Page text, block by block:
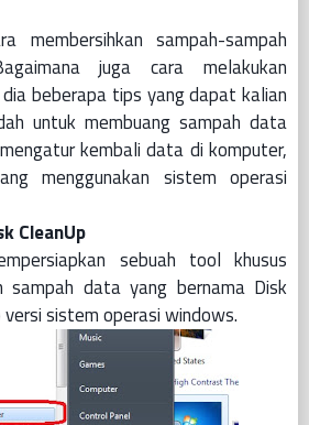
membersihkan sampah-sampah
juga cara melakukan
beberapa tips yang dapat kalian
untuk membuang sampah data
kembali data di komputer,
menggunakan sistem operasi
CleanUp
sebuah tool khusus
sampah data yang bernama Disk
sistem operasi windows.